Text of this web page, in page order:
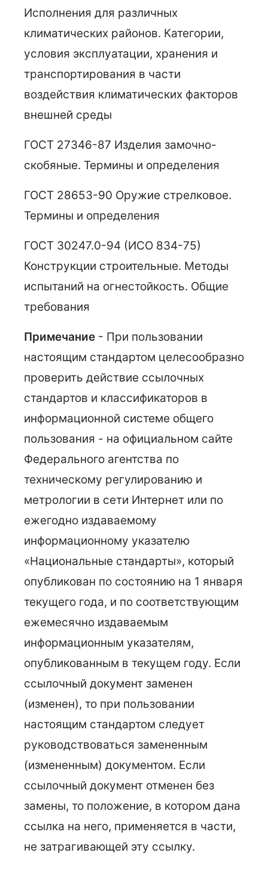
Исполнения для различных
климатических районов. Категории,
условия эксплуатации, хранения и
транспортирования в части
воздействия климатических факторов
внешней среды
ГОСТ 27346-87 Изделия замочно-
скобяные. Термины и определения
ГОСТ 28653-90 Оружие стрелковое.
Термины и определения
ГОСТ 30247.0-94 (ИСО 834-75)
Конструкции строительные. Методы
испытаний на огнестойкость. Общие
требования
Примечание - При пользовании
настоящим стандартом целесообразно
проверить действие ссылочных
стандартов и классификаторов в
информационной системе общего
пользования - на официальном сайте
Федерального агентства по
техническому регулированию и
метрологии в сети Интернет или по
ежегодно издаваемому
информационному указателю
«Национальные стандарты», который
опубликован по состоянию на 1 января
текущего года, и по соответствующим
ежемесячно издаваемым
информационным указателям,
опубликованным в текущем году. Если
ссылочный документ заменен
(изменен), то при пользовании
настоящим стандартом следует
руководствоваться замененным
(измененным) документом. Если
ссылочный документ отменен без
замены, то положение, в котором дана
ссылка на него, применяется в части,
не затрагивающей эту ссылку.